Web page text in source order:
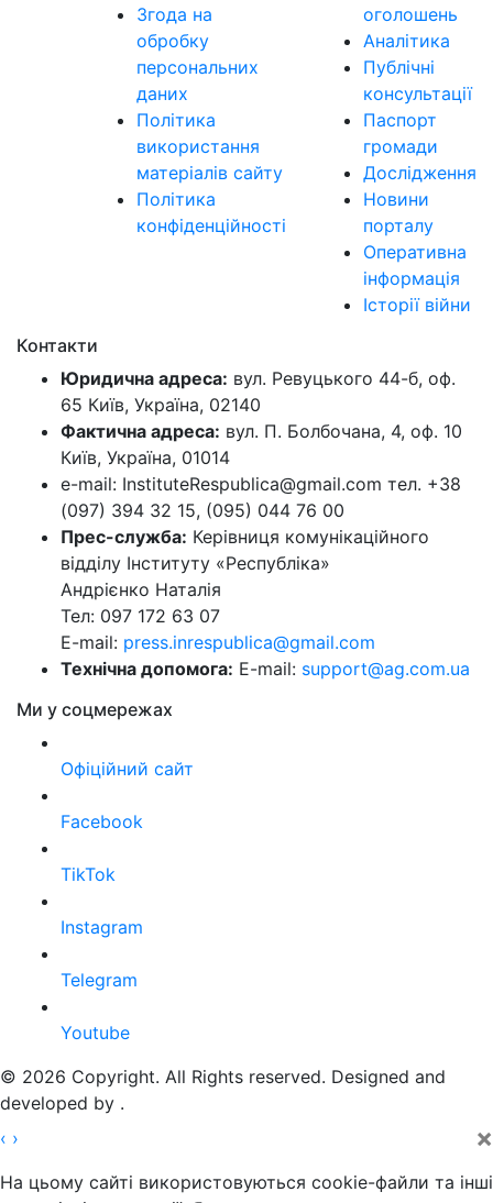
Згода на
обробку
персональних
даних
Політика
використання
матеріалів сайту
Політика
конфіденційності
оголошень
Аналітика
Публічні
консультації
Паспорт
громади
Дослідження
Новини
порталу
Оперативна
інформація
Історії війни
Контакти
Юридична адреса: вул. Ревуцького 44-б, оф.
65 Київ, Україна, 02140
Фактична адреса: вул. П. Болбочана, 4, оф. 10
Київ, Україна, 01014
e-mail: InstituteRespublica@gmail.com тел. +38
(097) 394 32 15, (095) 044 76 00
Прес-служба: Керівниця комунікаційного
відділу Інституту «Республіка»
Андрієнко Наталія
Тел: 097 172 63 07
E-mail: press.inrespublica@gmail.com
Технічна допомога: E-mail: support@ag.com.ua
Ми у соцмережах
Офіційний сайт
Facebook
TikTok
Instagram
Telegram
Youtube
© 2026 Copyright. All Rights reserved. Designed and
developed by .
‹ › ×
На цьому сайті використовуються cookie-файли та інші